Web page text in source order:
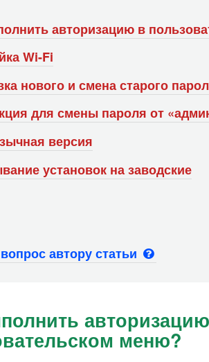
авторизацию в
Wi-Fi
нового и смена старого
для смены пароля от
версия
установок на заводские
автору статьи
меню?